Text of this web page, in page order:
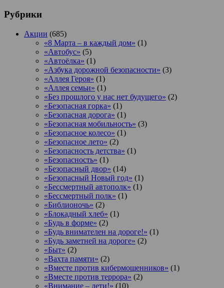
Рубрики
Акции (685)
«8 Марта – в каждый дом» (1)
«Автобус» (5)
«Автоёлка» (1)
«Азбука дорожной безопасности» (3)
«Аллея Героя» (1)
«Аллея семьи» (1)
«Без прошлого у нас нет будущего» (2)
«Безопасная горка» (1)
«Безопасная дорога» (1)
«Безопасная мобильность» (3)
«Безопасное колесо» (1)
«Безопасное лето» (2)
«Безопасность детства» (1)
«Безопасность» (1)
«Безопасный двор» (14)
«Безопасный Новый год» (1)
«Бессмертный автополк» (1)
«Бессмертный полк» (1)
«Библионочь» (2)
«Блокадный хлеб» (1)
«Будь в форме» (2)
«Будь внимателен на дороге!» (1)
«Будь заметней на дороге» (2)
«Быт» (2)
«Вахта памяти» (2)
«Вместе против кибермошенников» (1)
«Вместе против террора» (2)
«Внимание – дети!» (10)